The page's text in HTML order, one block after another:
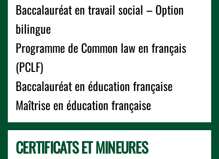
Baccalauréat en travail social – Option
bilingue
Programme de Common law en français
(PCLF)
Baccalauréat en éducation française
Maîtrise en éducation française
CERTIFICATS ET MINEURES